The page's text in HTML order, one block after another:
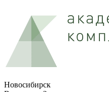
Новосибирск